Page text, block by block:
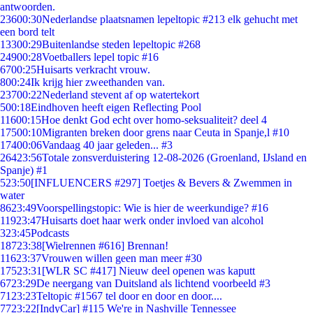
antwoorden.
23600:30Nederlandse plaatsnamen lepeltopic #213 elk gehucht met
een bord telt
13300:29Buitenlandse steden lepeltopic #268
24900:28Voetballers lepel topic #16
6700:25Huisarts verkracht vrouw.
800:24Ik krijg hier zweethanden van.
23700:22Nederland stevent af op watertekort
500:18Eindhoven heeft eigen Reflecting Pool
11600:15Hoe denkt God echt over homo-seksualiteit? deel 4
17500:10Migranten breken door grens naar Ceuta in Spanje,l #10
17400:06Vandaag 40 jaar geleden... #3
26423:56Totale zonsverduistering 12-08-2026 (Groenland, IJsland en
Spanje) #1
523:50[INFLUENCERS #297] Toetjes & Bevers & Zwemmen in
water
8623:49Voorspellingstopic: Wie is hier de weerkundige? #16
11923:47Huisarts doet haar werk onder invloed van alcohol
323:45Podcasts
18723:38[Wielrennen #616] Brennan!
11623:37Vrouwen willen geen man meer #30
17523:31 [WLR SC #417] Nieuw deel openen was kaputt
6723:29De neergang van Duitsland als lichtend voorbeeld #3
71 23:23Teltopic #1567 tel door en door en door....
7723:22[IndyCar] #115 We're in Nashville Tennessee